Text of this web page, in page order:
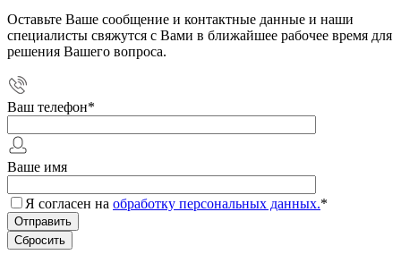
Оставьте Ваше сообщение и контактные данные и наши
специалисты свяжутся с Вами в ближайшее рабочее время для
решения Вашего вопроса.
Ваш телефон*
Ваше имя
Я согласен на обработку персональных данных.*